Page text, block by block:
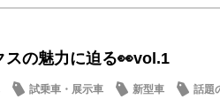
スの魅力に迫る👀vol.1
試乗車・展示車 新型車 話題